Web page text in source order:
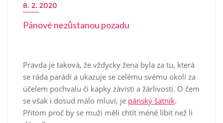
8. 2. 2020
Pánové nezůstanou pozadu
Pravda je taková, že vždycky žena byla za tu, která
se ráda parádí a ukazuje se celému svému okolí za
účelem pochvalu či kapky závisti a žárlivosti. O čem
se však i dosud málo mluví, je pánský šatník.
Přitom proč by se muži měli chtít méně líbit než li